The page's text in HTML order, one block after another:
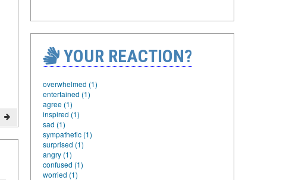
YOUR REACTION?
overwhelmed (1)
entertained (1)
agree (1)
inspired (1)
sad (1)
sympathetic (1)
surprised (1)
angry (1)
confused (1)
worried (1)